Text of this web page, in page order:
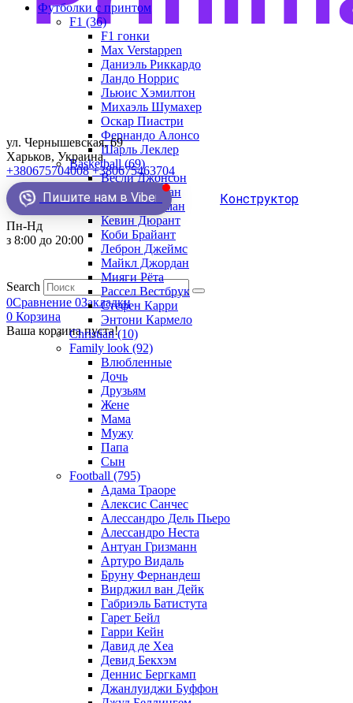
ул. Чернышевская, 69
Харьков, Украина
+380675704008 +380675463704
Пишите нам в Viber Конструктор
Пн-Нд
з 8:00 до 20:00
Search
0Сравнение 0Закладки
0 Корзина
Ваша корзина пуста!
Футболки с принтом
F1 (36)
F1 гонки
Max Verstappen
Даниэль Риккардо
Ландо Норрис
Льюис Хэмилтон
Михаэль Шумахер
Оскар Пиастри
Фернандо Алонсо
Шарль Леклер
Basketball (69)
Весли Джонсон
Демар Деразан
Деннис Родман
Кевин Дюрант
Коби Брайант
Леброн Джеймс
Майкл Джордан
Мияги Рёта
Рассел Вестбрук
Стефен Карри
Энтони Кармело
Christian (10)
Family look (92)
Влюбленные
Дочь
Друзьям
Жене
Мама
Мужу
Папа
Сын
Football (795)
Адама Траоре
Алексис Санчес
Алессандро Дель Пьеро
Алессандро Неста
Антуан Гризманн
Артуро Видаль
Бруну Фернандеш
Вирджил ван Дейк
Габриэль Батистута
Гарет Бейл
Гарри Кейн
Давид де Хеа
Девид Бекхэм
Деннис Бергкамп
Джанлуиджи Буффон